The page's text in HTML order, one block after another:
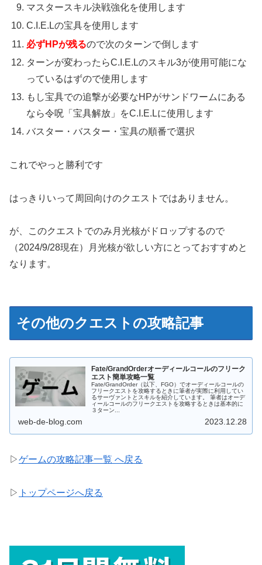
マスタースキル決戦強化を使用します
C.I.E.Lの宝具を使用します
必ずHPが残るので次のターンで倒します
ターンが変わったらC.I.E.Lのスキル3が使用可能にな
っているはずので使用します
もし宝具での追撃が必要なHPがサンドワームにある
なら令呪「宝具解放」をC.I.E.Lに使用します
バスター・バスター・宝具の順番で選択
これでやっと勝利です
はっきりいって周回向けのクエストではありません。
が、このクエストでのみ月光核がドロップするので
（2024/9/28現在）月光核が欲しい方にとっておすすめと
なります。
その他のクエストの攻略記事
Fate/GrandOrderオーディールコールのフリーク
エスト簡単攻略一覧
Fate/GrandOrder（以下、FGO）でオーディールコールの
フリークエストを攻略するときに筆者が実際に利用してい
るサーヴァントとスキルを紹介しています。 筆者はオーデ
ィールコールのフリークエストを攻略するときは基本的に
３ターン...
web-de-blog.com 2023.12.28
▷ゲームの攻略記事一覧 へ戻る
▷ トップページへ戻る